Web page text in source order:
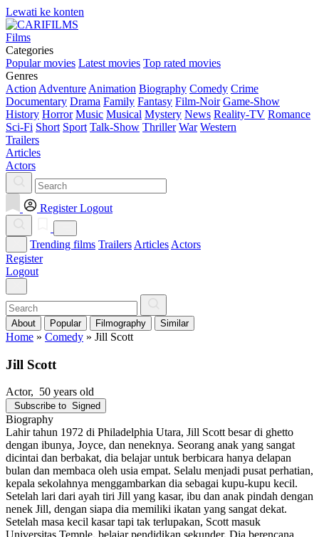
Lewati ke konten
Films
Categories
Popular movies Latest movies Top rated movies
Genres
Action Adventure Animation Biography Comedy Crime
Documentary Drama Family Fantasy Film-Noir Game-Show
History Horror Music Musical Mystery News Reality-TV Romance
Sci-Fi Short Sport Talk-Show Thriller War Western
Trailers
Articles
Actors
Register Logout
Trending films Trailers Articles Actors
Register
Logout
About Popular Filmography Similar
Home » Comedy » Jill Scott
Jill Scott
Actor, 50 years old
Subscribe to Signed
Biography
Lahir tahun 1972 di Philadelphia Utara, Jill Scott besar di ghetto
dengan ibunya, Joyce, dan neneknya. Seorang anak yang sangat
dicintai dan berbakat, dia belajar untuk berbicara hanya delapan
bulan dan membaca oleh usia empat. Selalu menjadi pusat perhatian,
kepala sekolahnya menggambarkan dia sebagai kupu-kupu kecil.
Setelah lari dari ayah tiri Jill yang kasar, ibu dan anak pindah dengan
nenek Jill, dengan siapa dia memiliki ikatan yang sangat dekat.
Setelah masa kecil kasar tapi tak terlupakan, Scott masuk